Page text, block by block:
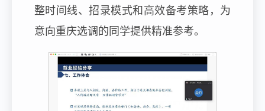
整时间线、招录模式和高效备考策略，为
意向重庆选调的同学提供精准参考。